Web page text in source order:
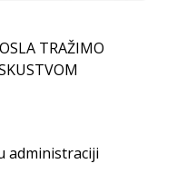
TRAŽIMO
administraciji